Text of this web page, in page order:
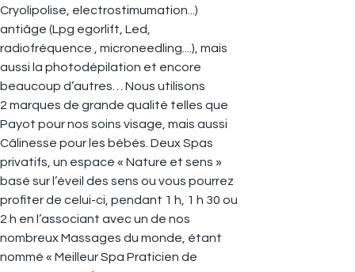
Cryolipolise, electrostimumation...)
antiâge (Lpg egorlift, Led,
radiofréquence , microneedling....), mais
aussi la photodépilation et encore
beaucoup d’autres… Nous utilisons
2 marques de grande qualité telles que
Payot pour nos soins visage, mais aussi
Câlinesse pour les bébés. Deux Spas
privatifs, un espace « Nature et sens »
basé sur l’éveil des sens ou vous pourrez
profiter de celui-ci, pendant 1 h, 1 h 30 ou
2 h en l’associant avec un de nos
nombreux Massages du monde, étant
nommé « Meilleur Spa Praticien de